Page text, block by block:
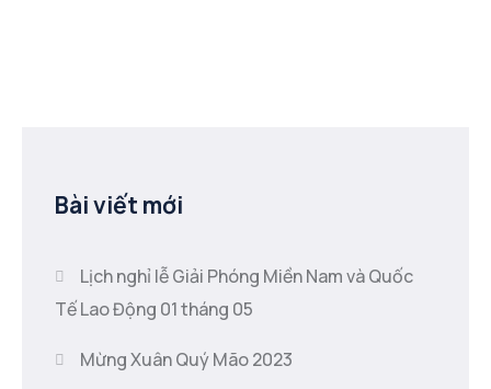
Bài viết mới
Lịch nghỉ lễ Giải Phóng Miền Nam và Quốc
Tế Lao Động 01 tháng 05
Mừng Xuân Quý Mão 2023